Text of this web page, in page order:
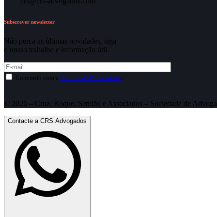
Subscrever newsletter
Não perca as últimas novidades, siga
o nosso trabalho e informação útil.
Concordo com a Política de Privacidade.
© 2026 – Cruz, Roque, Semião e Associados – Sociedade de
Contacte a CRS Advogados